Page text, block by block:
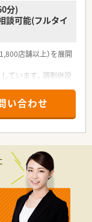
分)
談可能(フルタイ
店舗以上）を展開
ています。調剤併設
と稼ぎたい方にも
供の学校行事等で休
いと評判のドラッグ
ず幅広い方が長く活
に取組める環境で
い合わせ